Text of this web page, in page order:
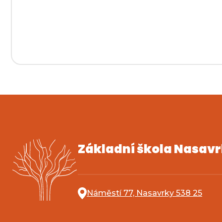
Základní škola
Náměstí 77, Nasavrky 538 25